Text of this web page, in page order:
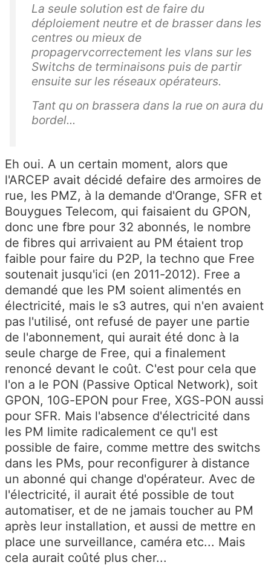
La seule solution est de faire du
déploiement neutre et de brasser dans les
centres ou mieux de
propagervcorrectement les vlans sur les
Switchs de terminaisons puis de partir
ensuite sur les réseaux opérateurs.
Tant qu on brassera dans la rue on aura du
bordel...
Eh oui. A un certain moment, alors que
l'ARCEP avait décidé defaire des armoires de
rue, les PMZ, à la demande d'Orange, SFR et
Bouygues Telecom, qui faisaient du GPON,
donc une fbre pour 32 abonnés, le nombre
de fibres qui arrivaient au PM étaient trop
faible pour faire du P2P, la techno que Free
soutenait jusqu'ici (en 2011-2012). Free a
demandé que les PM soient alimentés en
électricité, mais le s3 autres, qui n'en avaient
pas l'utilisé, ont refusé de payer une partie
de l'abonnement, qui aurait été donc à la
seule charge de Free, qui a finalement
renoncé devant le coût. C'est pour cela que
l'on a le PON (Passive Optical Network), soit
GPON, 10G-EPON pour Free, XGS-PON aussi
pour SFR. Mais l'absence d'électricité dans
les PM limite radicalement ce qu'l est
possible de faire, comme mettre des switchs
dans les PMs, pour reconfigurer à distance
un abonné qui change d'opérateur. Avec de
l'électricité, il aurait été possible de tout
automatiser, et de ne jamais toucher au PM
après leur installation, et aussi de mettre en
place une surveillance, caméra etc... Mais
cela aurait coûté plus cher...